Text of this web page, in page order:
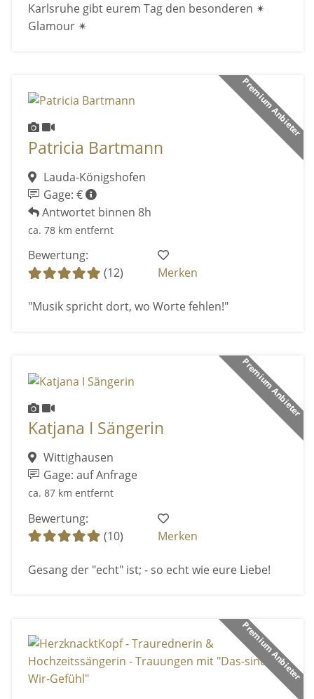
Karlsruhe gibt eurem Tag den besonderen ✴
Glamour ✴
Premium Anbieter
Patricia Bartmann
Lauda-Königshofen
Gage: €
Antwortet binnen 8h
ca. 78 km entfernt
Bewertung:
(12)
Merken
"Musik spricht dort, wo Worte fehlen!"
Premium Anbieter
Katjana I Sängerin
Wittighausen
Gage: auf Anfrage
ca. 87 km entfernt
Bewertung:
(10)
Merken
Gesang der "echt" ist; - so echt wie eure Liebe!
Premium Anbieter